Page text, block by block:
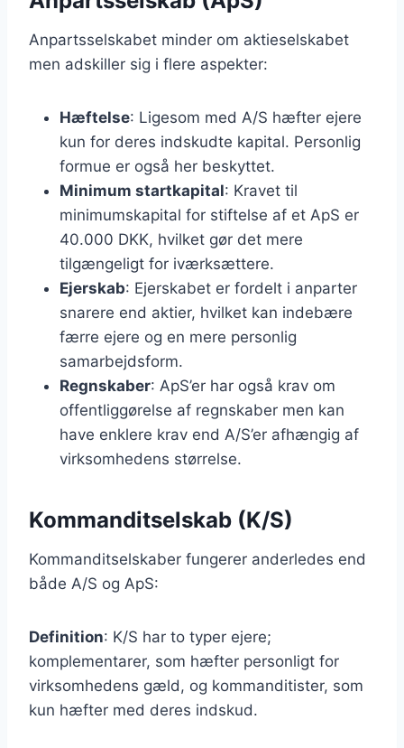
Anpartsselskabet minder om aktieselskabet
men adskiller sig i flere aspekter:
Hæftelse: Ligesom med A/S hæfter ejere
kun for deres indskudte kapital. Personlig
formue er også her beskyttet.
Minimum startkapital: Kravet til
minimumskapital for stiftelse af et ApS er
40.000 DKK, hvilket gør det mere
tilgængeligt for iværksættere.
Ejerskab: Ejerskabet er fordelt i anparter
snarere end aktier, hvilket kan indebære
færre ejere og en mere personlig
samarbejdsform.
Regnskaber: ApS’er har også krav om
offentliggørelse af regnskaber men kan
have enklere krav end A/S’er afhængig af
virksomhedens størrelse.
Kommanditselskab (K/S)
Kommanditselskaber fungerer anderledes end
både A/S og ApS:
Definition: K/S har to typer ejere;
komplementarer, som hæfter personligt for
virksomhedens gæld, og kommanditister, som
kun hæfter med deres indskud.